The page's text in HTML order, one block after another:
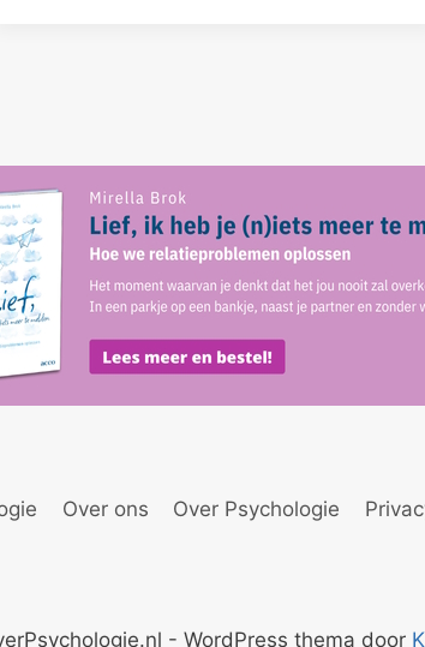
Over ons Over Psychologie
- WordPress thema door